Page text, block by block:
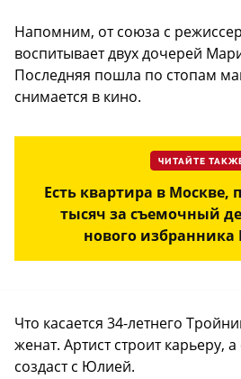
Напомним, от союза с
воспитывает двух дочерей
Последняя пошла по стопам
снимается в кино.
ЧИТАЙТЕ
Есть квартира в Москве,
тысяч за съемочный
нового избранника
Что касается 34-летнего
женат. Артист строит карьеру,
создаст с Юлией.